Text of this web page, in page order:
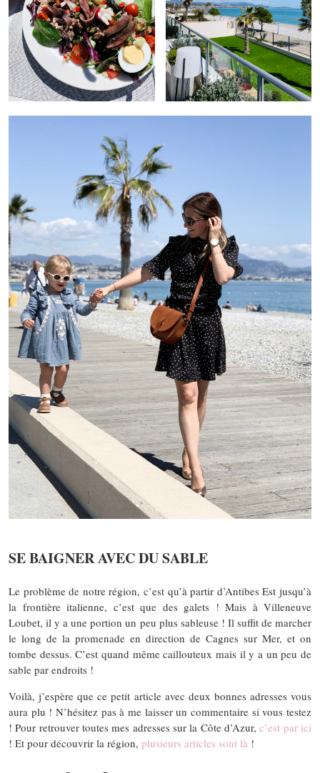
SE BAIGNER AVEC DU SABLE
Le problème de notre région, c’est qu’à partir d’Antibes Est jusqu’à
la frontière italienne, c’est que des galets ! Mais à Villeneuve
Loubet, il y a une portion un peu plus sableuse ! Il suffit de marcher
le long de la promenade en direction de Cagnes sur Mer, et on
tombe dessus. C’est quand même caillouteux mais il y a un peu de
sable par endroits !
Voilà, j’espère que ce petit article avec deux bonnes adresses vous
aura plu ! N’hésitez pas à me laisser un commentaire si vous testez
! Pour retrouver toutes mes adresses sur la Côte d’Azur,c’est par ici
! Et pour découvrir la région, plusieurs articles sont là !